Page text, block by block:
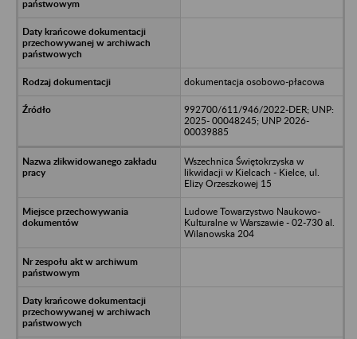
dokumentacja osobowo-płacowa
992700/611/946/2022-DER; UNP:
2025- 00048245; UNP 2026-
00039885
Wszechnica Świętokrzyska w
likwidacji w Kielcach - Kielce, ul.
Elizy Orzeszkowej 15
Ludowe Towarzystwo Naukowo-
Kulturalne w Warszawie - 02-730 al.
Wilanowska 204